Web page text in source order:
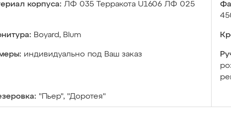
корпуса: ЛФ 035 Терракота U1606 ЛФ 025
Boyard, Blum
индивидуально под Ваш заказ
"Пьер", "Доротея"